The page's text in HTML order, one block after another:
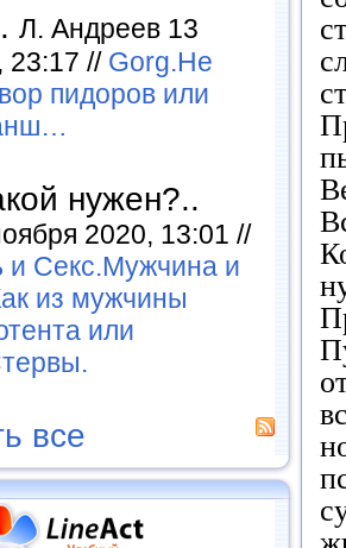
Л. Андреев 13
23:17 // Gorg.Не
пидоров или
нужен?..
2020, 13:01 //
и Секс.Мужчина и
из мужчины
или
все